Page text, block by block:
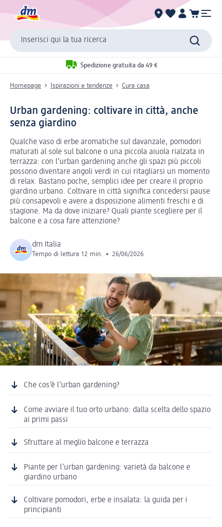
Inserisci qui la tua ricerca
Spedizione gratuita da 49 €
Homepage Ispirazioni e tendenze Cura casa
Urban gardening: coltivare in città, anche
senza giardino
Qualche vaso di erbe aromatiche sul davanzale, pomodori
maturati al sole sul balcone o una piccola aiuola rialzata in
terrazza: con l’urban gardening anche gli spazi più piccoli
possono diventare angoli verdi in cui ritagliarsi un momento
di relax. Bastano poche, semplici idee per creare il proprio
giardino urbano. Coltivare in città significa concedersi pause
più consapevoli e avere a disposizione alimenti freschi e di
stagione. Ma da dove iniziare? Quali piante scegliere per il
balcone e a cosa fare attenzione?
dm Italia
Tempo di lettura 12 min. • 26/06/2026
Che cos’è l’urban gardening?
Come avviare il tuo orto urbano: dalla scelta dello spazio
ai primi passi
Sfruttare al meglio balcone e terrazza
Piante per l’urban gardening: varietà da balcone e
giardino urbano
Coltivare pomodori, erbe e insalata: la guida per i
principianti